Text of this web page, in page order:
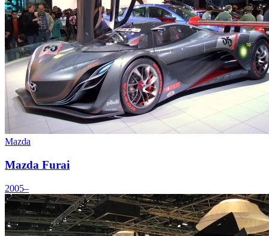
Mazda
Mazda Furai
2005–